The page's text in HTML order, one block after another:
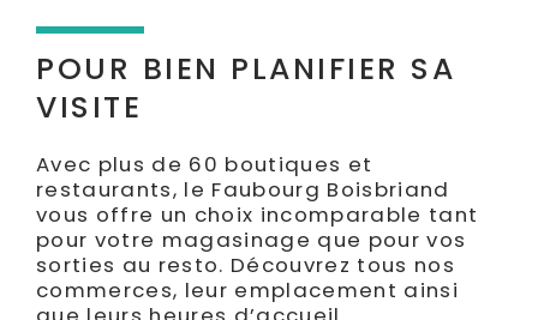
POUR BIEN PLANIFIER SA
VISITE
Avec plus de 60 boutiques et
restaurants, le Faubourg Boisbriand
vous offre un choix incomparable tant
pour votre magasinage que pour vos
sorties au resto. Découvrez tous nos
commerces, leur emplacement ainsi